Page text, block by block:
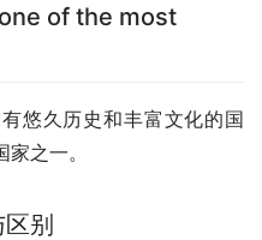
of the most
悠久历史和丰富文化的国
之一。
别